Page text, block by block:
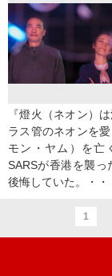
『燈火（ネオン）
ラス管のネオンを
モン・ヤム）を亡
SARSが香港を襲
後悔していた。・・
1